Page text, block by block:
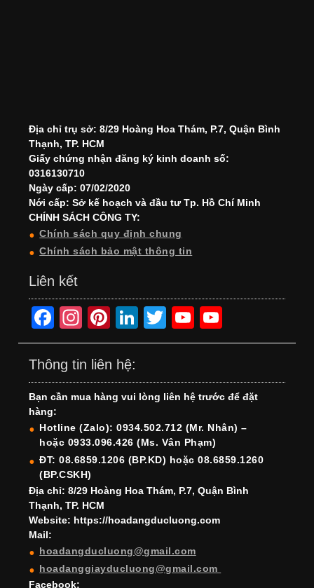
Địa chỉ trụ sở: 8/29 Hoàng Hoa Thám, P.7, Quận Bình
Thạnh, TP. HCM
Giấy chứng nhận đăng ký kinh doanh số:
0316130710
Ngày cấp: 07/02/2020
Nới cấp: Sở kế hoạch và đầu tư Tp. Hồ Chí Minh
CHÍNH SÁCH CÔNG TY:
Chính sách quy định chung
Chính sách bảo mật thông tin
Liên kết
F
a
c
e
b
o
o
k
In
st
a
gr
a
m
Pi
nt
er
e
st
Li
n
e
dI
n
T
wi
er
Y
o
T
u
b
e
o
T
u
b
e
h
Thông tin liên hệ:
Bạn cần mua hàng vui lòng liên hệ trước để đặt
hàng:
Hotline (Zalo): 0934.502.712 (Mr. Nhân) –
hoặc 0933.096.426 (Ms. Vân Phạm)
ĐT: 08.6859.1206 (BP.KD) hoặc 08.6859.1260
(BP.CSKH)
Địa chỉ: 8/29 Hoàng Hoa Thám, P.7, Quận Bình
Thạnh, TP. HCM
Website: https://hoadangducluong.com
Mail:
hoadangducluong@gmail.com
hoadanggiayducluong@gmail.com
Facebook: